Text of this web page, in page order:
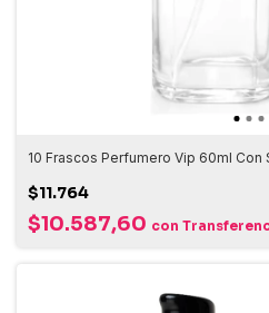
10 Frascos Perfumero Vip 60ml Con
$11.764
$10.587,60 con